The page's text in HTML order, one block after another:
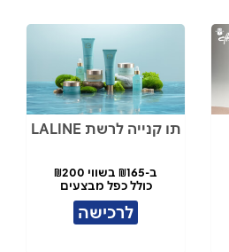
תו קנייה לרשת LALINE
ב-₪165 בשווי ₪200
כולל כפל מבצעים
לרכישה